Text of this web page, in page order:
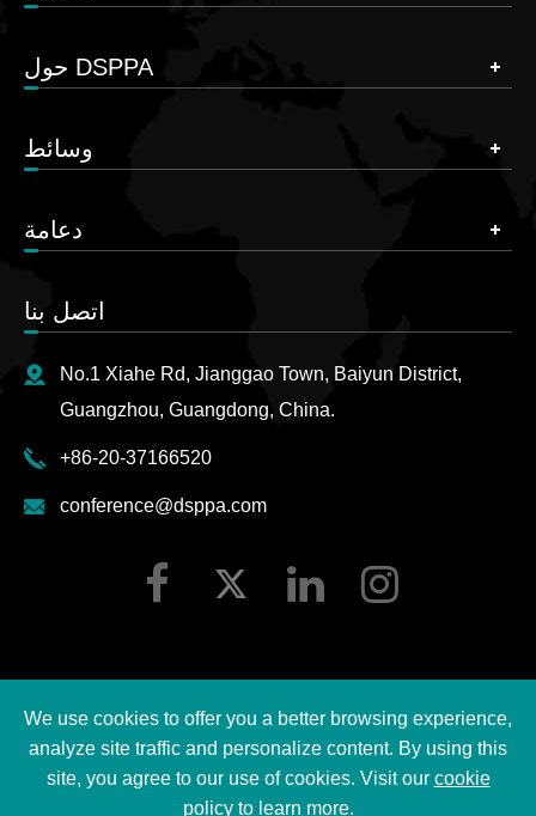
حول DSPPA
وسائط
دعامة
اتصل بنا
No.1 Xiahe Rd, Jianggao Town, Baiyun District,
Guangzhou, Guangdong, China.
+86-20-37166520
conference@dsppa.com
حقوق الطبع ©
2026 Guangzhou DSPPA Audio Co., Ltd.
خريطة الموقع
|
We use cookies to offer you a better browsing experience,
analyze site traffic and personalize content. By using this
site, you agree to our use of cookies. Visit our cookie
policyto learn more.